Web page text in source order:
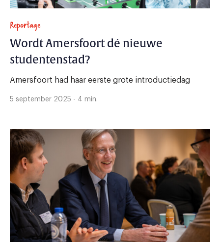
Reportage
Wordt Amersfoort dé nieuwe
studentenstad?
Amersfoort had haar eerste grote introductiedag
5 september 2025 - 4 min.